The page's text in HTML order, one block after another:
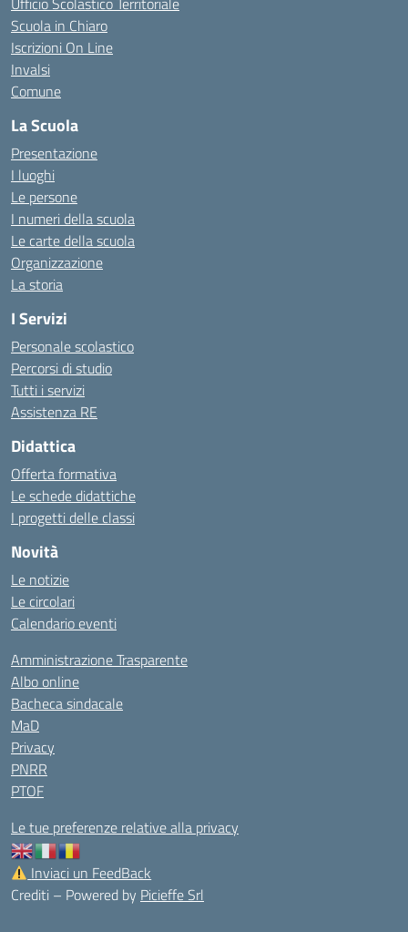
Scuola in Chiaro
Iscrizioni On Line
Invalsi
Comune
La Scuola
Presentazione
I luoghi
Le persone
I numeri della scuola
Le carte della scuola
Organizzazione
La storia
I Servizi
Personale scolastico
Percorsi di studio
Tutti i servizi
Assistenza RE
Didattica
Offerta formativa
Le schede didattiche
I progetti delle classi
Novità
Le notizie
Le circolari
Calendario eventi
Amministrazione Trasparente
Albo online
Bacheca sindacale
MaD
Privacy
PNRR
PTOF
Le tue preferenze relative alla privacy
Inviaci un FeedBack
Crediti – Powered by Picieffe Srl